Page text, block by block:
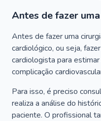
Antes de fazer
Antes de fazer uma
cardiológico, ou seja,
cardiologista para
complicação
Para isso, é preciso
realiza a análise do
paciente. O profissional